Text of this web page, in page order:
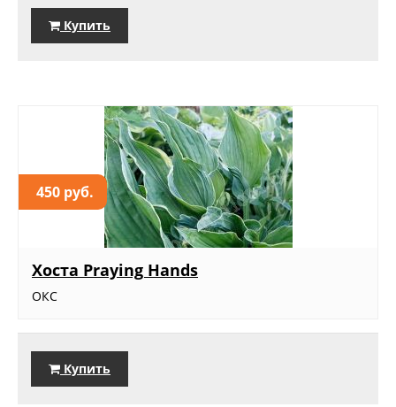
Купить
450 руб.
Хоста Praying Hands
ОКС
Купить